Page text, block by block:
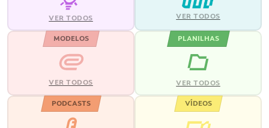
VER TODOS VER TODOS
MODELOS
VER TODOS
PLANILHAS
VER TODOS
PODCASTS VÍDEOS